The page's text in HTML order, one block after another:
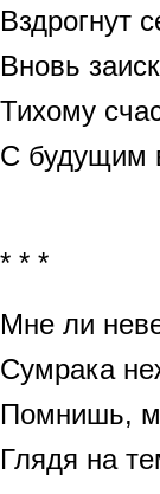
Вздрогнут
Вновь
Тихому
С будущим
* * *
Мне ли
Сумрака
Помнишь,
Глядя на